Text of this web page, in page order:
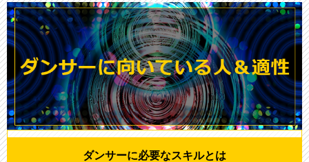
ダンサーに必要なスキルとは